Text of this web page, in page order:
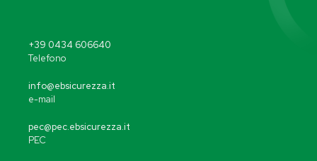
+39 0434 606640
Telefono
info@ebsicurezza.it
e-mail
pec@pec.ebsicurezza.it
PEC